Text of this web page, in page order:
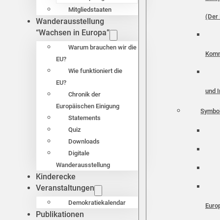
Mitgliedstaaten
Wanderausstellung
“Wachsen in Europa”
Warum brauchen wir die
EU?
Wie funktioniert die
EU?
Chronik der
Europäischen Einigung
Statements
Quiz
Downloads
Digitale
Wanderausstellung
Kinderecke
Veranstaltungen
Demokratiekalendar
Publikationen
(Der
und